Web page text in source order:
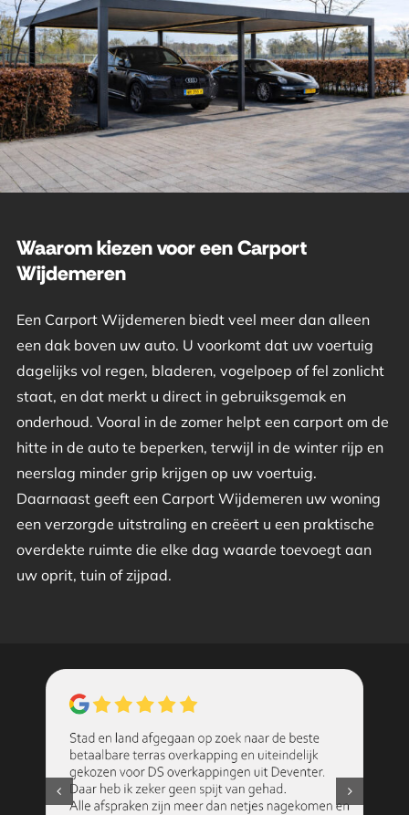
Waarom kiezen voor een Carport
Wijdemeren
Een Carport Wijdemeren biedt veel meer dan alleen
een dak boven uw auto. U voorkomt dat uw voertuig
dagelijks vol regen, bladeren, vogelpoep of fel zonlicht
staat, en dat merkt u direct in gebruiksgemak en
onderhoud. Vooral in de zomer helpt een carport om de
hitte in de auto te beperken, terwijl in de winter rijp en
neerslag minder grip krijgen op uw voertuig.
Daarnaast geeft een Carport Wijdemeren uw woning
een verzorgde uitstraling en creëert u een praktische
overdekte ruimte die elke dag waarde toevoegt aan
uw oprit, tuin of zijpad.